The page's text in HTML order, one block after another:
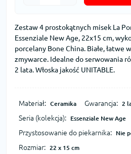
Zestaw 4 prostokątnych misek La
Essenziale New Age, 22x15 cm,
porcelany Bone China. Białe, łatwe
zmywarce. Idealne do serwowania
2 lata. Włoska jakość UNITABLE.
Materiał: Ceramika Gwarancja: 2
Seria (kolekcja): Essenziale New Age
Przystosowanie do piekarnika: Nie
Rozmiar: 22 x 15 cm